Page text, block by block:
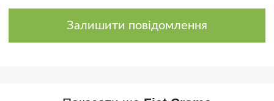
Залишити повідомлення